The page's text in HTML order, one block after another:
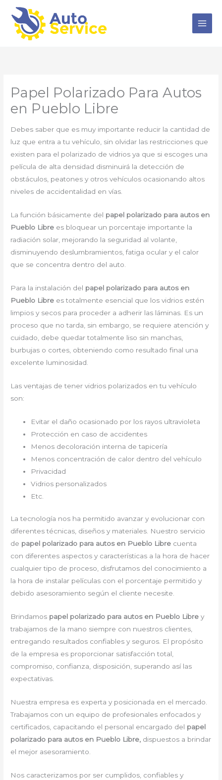
contenido
Papel Polarizado Para Autos
en Pueblo Libre
Debes saber que es muy importante reducir la cantidad de
luz que entra a tu vehículo, sin olvidar las restricciones que
existen para el polarizado de vidrios ya que si escoges una
película de alta densidad disminuirá la detección de
obstáculos, peatones y otros vehículos ocasionando altos
niveles de accidentalidad en vías.
La función básicamente del papel polarizado para autos en
Pueblo Libre es bloquear un porcentaje importante la
radiación solar, mejorando la seguridad al volante,
disminuyendo deslumbramientos, fatiga ocular y el calor
que se concentra dentro del auto.
Para la instalación del papel polarizado para autos en
Pueblo Libre es totalmente esencial que los vidrios estén
limpios y secos para proceder a adherir las láminas. Es un
proceso que no tarda, sin embargo, se requiere atención y
cuidado, debe quedar totalmente liso sin manchas,
burbujas o cortes, obteniendo como resultado final una
excelente luminosidad.
Las ventajas de tener vidrios polarizados en tu vehículo
son:
Evitar el daño ocasionado por los rayos ultravioleta
Protección en caso de accidentes
Menos decoloración interna de tapicería
Menos concentración de calor dentro del vehículo
Privacidad
Vidrios personalizados
Etc.
La tecnología nos ha permitido avanzar y evolucionar con
diferentes técnicas, diseños y materiales. Nuestro servicio
de papel polarizado para autos en Pueblo Libre cuenta
con diferentes aspectos y características a la hora de hacer
cualquier tipo de proceso, disfrutamos del conocimiento a
la hora de instalar películas con el porcentaje permitido y
debido asesoramiento según el cliente necesite.
Brindamos papel polarizado para autos en Pueblo Librey
trabajamos de la mano siempre con nuestros clientes,
entregando resultados confiables y seguros. El propósito
de la empresa es proporcionar satisfacción total,
compromiso, confianza, disposición, superando así las
expectativas.
Nuestra empresa es experta y posicionada en el mercado.
Trabajamos con un equipo de profesionales enfocados y
certificados, capacitando el personal encargado del papel
polarizado para autos en Pueblo Libre, dispuestos a brindar
el mejor asesoramiento.
Nos caracterizamos por ser cumplidos, confiables y